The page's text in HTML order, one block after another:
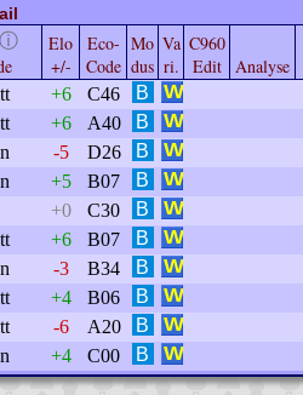
ⓘ
Elo
+/-
Eco-
Code
Mo
dus
Va
ri.
C960
Edit
Analyse
+6 C46
+6 A40
-5 D26
+5 B07
+0 C30
+6 B07
-3 B34
+4 B06
-6 A20
+4 C00